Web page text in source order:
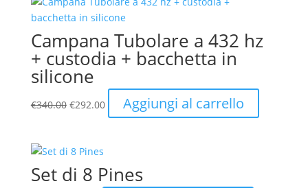
Campana Tubolare a 432 hz
+ custodia + bacchetta in
silicone
€340.00 Il
era:
€292.00Il
prezzo
Aggiungi al carrello
Set di 8 Pines